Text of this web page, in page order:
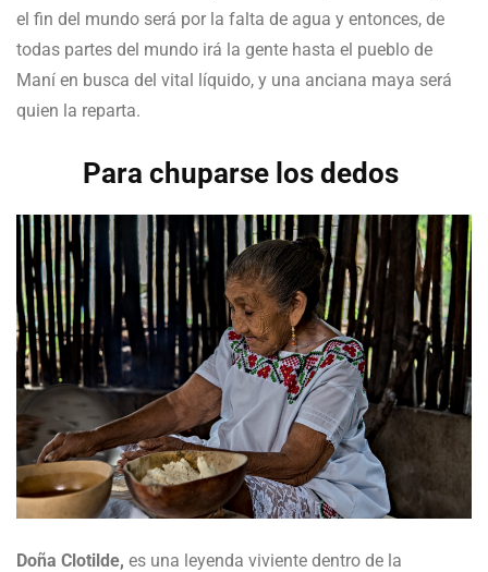
el fin del mundo será por la falta de agua y entonces, de
todas partes del mundo irá la gente hasta el pueblo de
Maní en busca del vital líquido, y una anciana maya será
quien la reparta.
Para chuparse los dedos
Doña Clotilde, es una leyenda viviente dentro de la